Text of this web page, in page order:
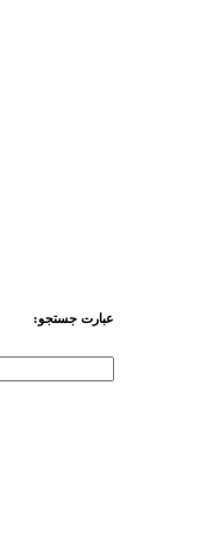
عبارت جستجو: